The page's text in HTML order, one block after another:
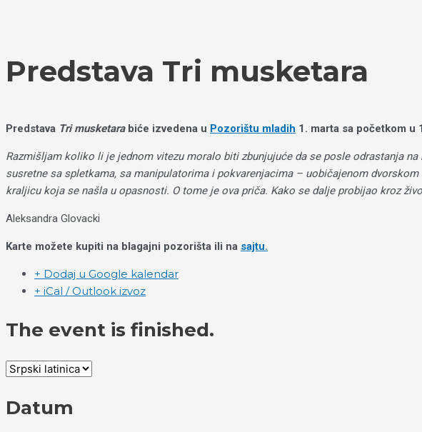
Predstava Tri musketara
Predstava Tri musketarabiće izvedena u Pozorištu mladih 1. marta sa početkom u
Razmišljam koliko li je jednom vitezu moralo biti zbunjujuće da se posle odrastanja
susretne sa spletkama, sa manipulatorima i pokvarenjacima – uobičajenom
kraljicu koja se našla u opasnosti. O tome je ova priča. Kako se dalje probijao kroz
Aleksandra Glovacki
Karte možete kupiti na blagajni pozorišta ili na sajtu.
+ Dodaj u Google kalendar
+ iCal / Outlook izvoz
The event is finished.
Datum